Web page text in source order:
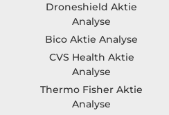
Droneshield Aktie
Analyse
Bico Aktie Analyse
CVS Health Aktie
Analyse
Thermo Fisher Aktie
Analyse